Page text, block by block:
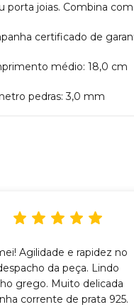
porta joias. Combina
certificado de
médio: 18,0 cm
pedras: 3,0 mm
Agilidade e rapidez no
da peça. Lindo
grego. Muito delicada
corrente de prata 925.